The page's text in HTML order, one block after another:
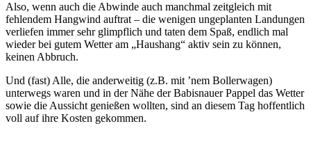
Also, wenn auch die Abwinde auch manchmal zeitgleich mit
fehlendem Hangwind auftrat – die wenigen ungeplanten Landungen
verliefen immer sehr glimpflich und taten dem Spaß, endlich mal
wieder bei gutem Wetter am „Haushang“ aktiv sein zu können,
keinen Abbruch.
Und (fast) Alle, die anderweitig (z.B. mit ’nem Bollerwagen)
unterwegs waren und in der Nähe der Babisnauer Pappel das Wetter
sowie die Aussicht genießen wollten, sind an diesem Tag hoffentlich
voll auf ihre Kosten gekommen.